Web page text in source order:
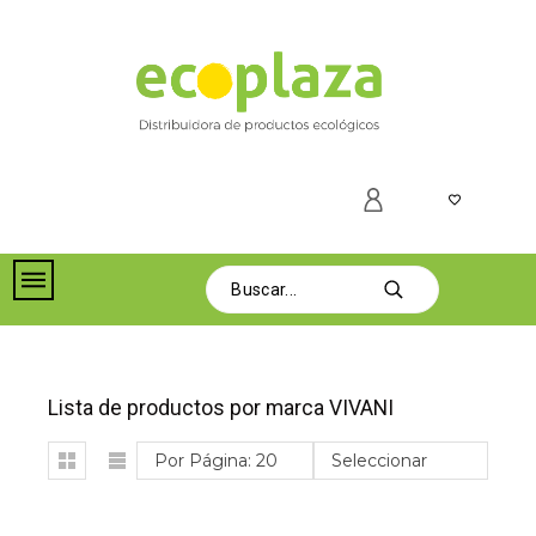
Lista de productos por marca VIVANI
Por Página: 20 Seleccionar